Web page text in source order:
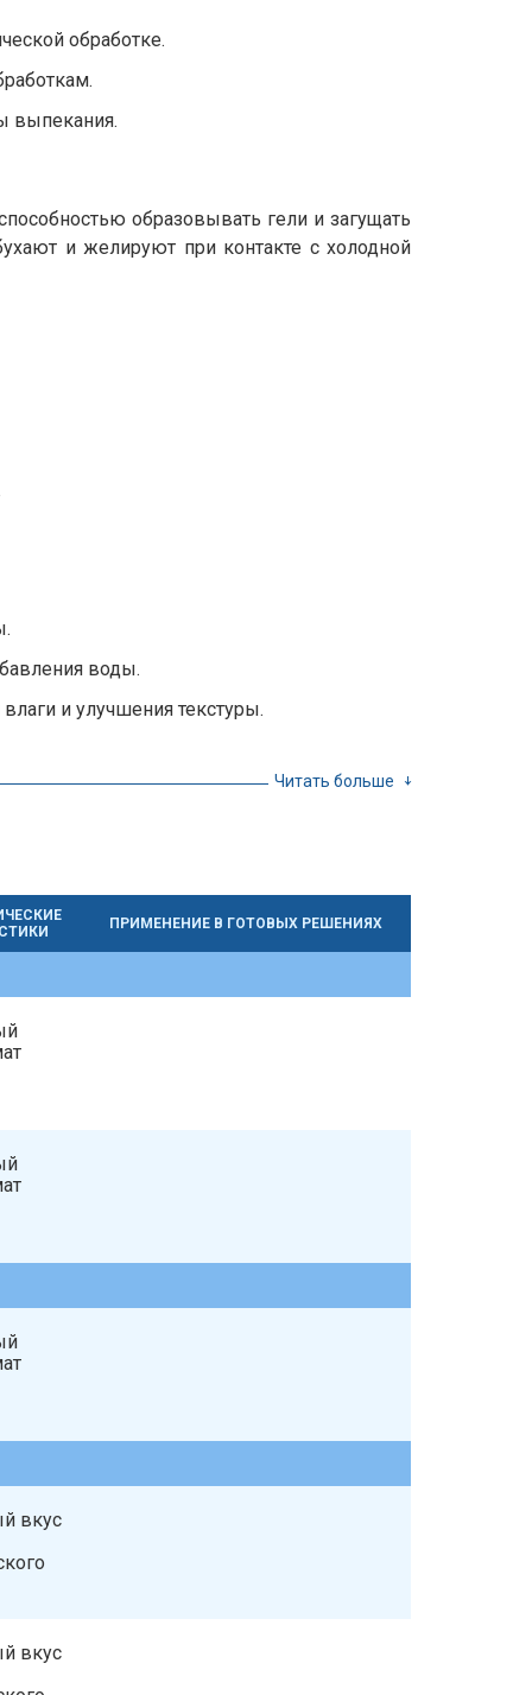
обработке.
выпекания.
образовывать гели и загущать
и желируют при контакте с холодной
воды.
и улучшения текстуры.
Читать больше
ПРИМЕНЕНИЕ В ГОТОВЫХ РЕШЕНИЯХ
вкус
вкус